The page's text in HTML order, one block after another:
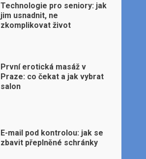
Technologie pro seniory: jak
jim usnadnit, ne
zkomplikovat život
První erotická masáž v
Praze: co čekat a jak vybrat
salon
E-mail pod kontrolou: jak se
zbavit přeplněné schránky